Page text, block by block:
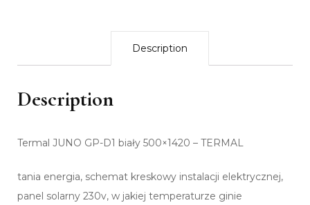
Description
Description
Termal JUNO GP-D1 biały 500×1420 – TERMAL
tania energia, schemat kreskowy instalacji elektrycznej,
panel solarny 230v, w jakiej temperaturze ginie